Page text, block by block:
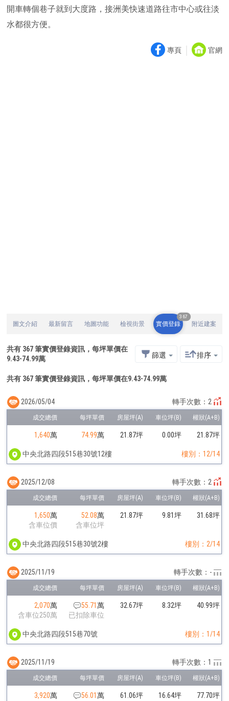
開車轉個巷子就到大度路，接洲美快速道路往市中心或往淡
水都很方便。
專頁｜ 官網
圖文介紹 最新留言 地圖功能 檢視街景 實價登錄
367
附近建案
共有 367筆實價登錄資訊，每坪單價在
9.43-74.99萬 篩選 排序
共有 367 筆實價登錄資訊，每坪單價在9.43-74.99萬
1,640萬 74.99萬 21.87坪 0.00坪 21.87坪
中央北路四段515巷30號12樓 樓別：12/14
2026/05/04 轉手次數：2
1,650萬
含車位價
52.08萬
含車位坪
21.87坪 9.81坪 31.68坪
中央北路四段515巷30號2樓 樓別：2/14
2025/12/08 轉手次數：2
2,070萬
含車位250萬
55.71萬
已扣除車位
32.67坪 8.32坪 40.99坪
中央北路四段515巷70號 樓別：1/14
2025/11/19 轉手次數：-
3,920萬
56.01萬
61.06坪 16.64坪 77.70坪
2025/11/19 轉手次數：1